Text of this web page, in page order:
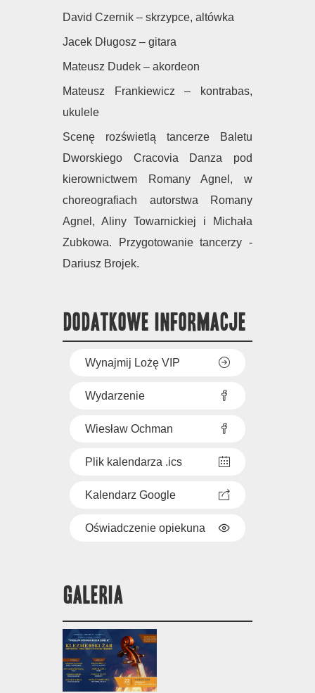
David Czernik – skrzypce, altówka
Jacek Długosz – gitara
Mateusz Dudek – akordeon
Mateusz Frankiewicz – kontrabas,
ukulele
Scenę rozświetlą tancerze Baletu
Dworskiego Cracovia Danza pod
kierownictwem Romany Agnel, w
choreografiach autorstwa Romany
Agnel, Aliny Towarnickiej i Michała
Zubkowa. Przygotowanie tancerzy -
Dariusz Brojek.
DODATKOWE INFORMACJE
Wynajmij Lożę VIP
Wydarzenie
Wiesław Ochman
Plik kalendarza .ics
Kalendarz Google
Oświadczenie opiekuna
GALERIA